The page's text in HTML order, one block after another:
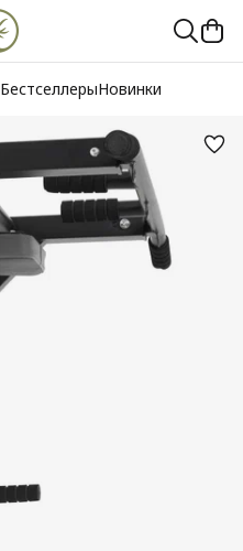
БестселлерыНовинки